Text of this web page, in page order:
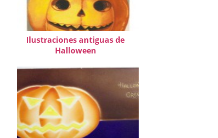
Ilustraciones antiguas de
Halloween